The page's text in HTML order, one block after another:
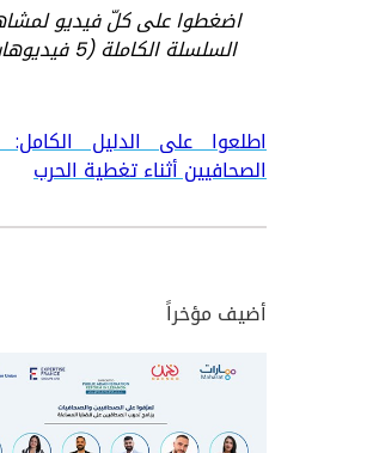
اضغطوا على كلّ فيديو
السلسلة الكاملة (5 فيديوهات).
اطلعوا على الدليل
الصحافيين أثناء تغطية الحرب
أضيف مؤخراً